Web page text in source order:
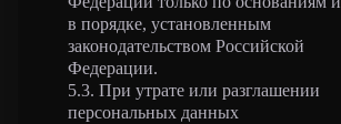
в порядке, установленным
законодательством Российской
Федерации.
5.3. При утрате или разглашении
персональных данных